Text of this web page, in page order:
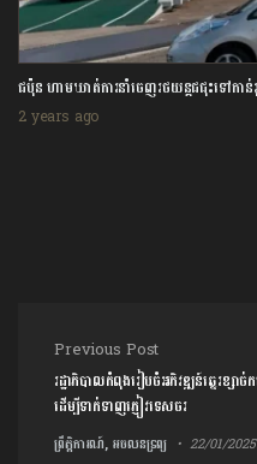
ជប៉ុន ហាមឃាត់ការនាំចេញរថយន្តជជុះទៅកា
2 years ago
Post
Previous Post
រដ្ឋាភិបាល​កំពុង​រៀបចំអភិវឌ្ឍន៍​ឆ្នេរ​ខ្សា
ដើម្បី​ទាក់​ទាញ​ភ្ញៀវ​ទេសចរ
ព្រឹត្តិការណ៍, អចលនទ្រព្យ 22/01/2025